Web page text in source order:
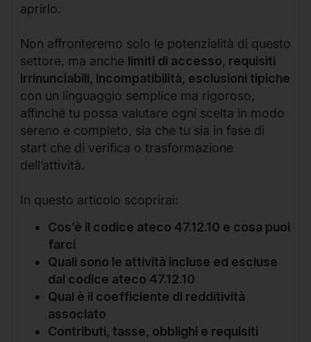
aprirlo.
Non affronteremo solo le potenzialità di questo
settore, ma anche limiti di accesso, requisiti
irrinunciabili, incompatibilità, esclusioni tipiche
con un linguaggio semplice ma rigoroso,
affinché tu possa valutare ogni scelta in modo
sereno e completo, sia che tu sia in fase di
start che di verifica o trasformazione
dell’attività.
In questo articolo scoprirai:
Cos’è il codice ateco 47.12.10 e cosa puoi
farci
Quali sono le attività incluse ed escluse
dal codice ateco 47.12.10
Qual è il coefficiente di redditività
associato
Contributi, tasse, obblighi e requisiti